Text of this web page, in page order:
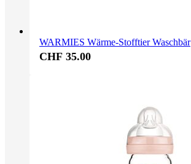
WARMIES Wärme-Stofftier Waschbär
CHF 35.00